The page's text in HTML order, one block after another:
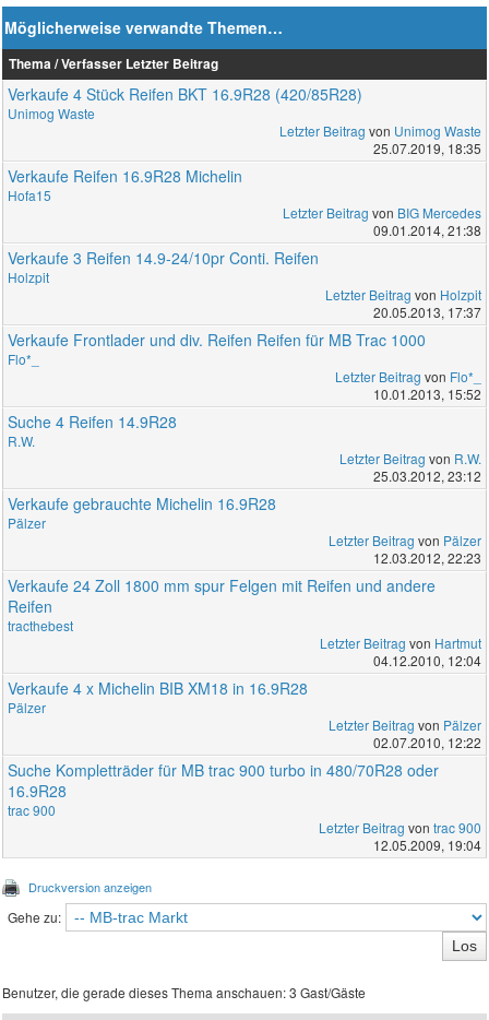
Möglicherweise verwandte Themen…
Thema / Verfasser Letzter Beitrag
Verkaufe 4 Stück Reifen BKT 16.9R28 (420/85R28)
Unimog Waste
Letzter Beitrag von Unimog Waste
25.07.2019, 18:35
Verkaufe Reifen 16.9R28 Michelin
Hofa15
Letzter Beitrag von BIG Mercedes
09.01.2014, 21:38
Verkaufe 3 Reifen 14.9-24/10pr Conti. Reifen
Holzpit
Letzter Beitrag von Holzpit
20.05.2013, 17:37
Verkaufe Frontlader und div. Reifen Reifen für MB Trac 1000
Flo*_
Letzter Beitrag von Flo*_
10.01.2013, 15:52
Suche 4 Reifen 14.9R28
R.W.
Letzter Beitrag von R.W.
25.03.2012, 23:12
Verkaufe gebrauchte Michelin 16.9R28
Pälzer
Letzter Beitrag von Pälzer
12.03.2012, 22:23
Verkaufe 24 Zoll 1800 mm spur Felgen mit Reifen und andere
Reifen
tracthebest
Letzter Beitrag von Hartmut
04.12.2010, 12:04
Verkaufe 4 x Michelin BIB XM18 in 16.9R28
Pälzer
Letzter Beitrag von Pälzer
02.07.2010, 12:22
Suche Kompletträder für MB trac 900 turbo in 480/70R28 oder
16.9R28
trac 900
Letzter Beitrag von trac 900
12.05.2009, 19:04
Druckversion anzeigen
Gehe zu:
Benutzer, die gerade dieses Thema anschauen: 3 Gast/Gäste